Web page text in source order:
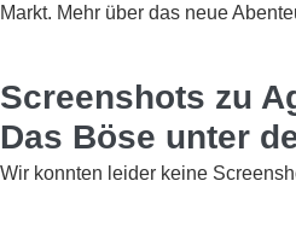
Markt. Mehr über das neue
Screenshots zu
Das Böse unter
Wir konnten leider keine